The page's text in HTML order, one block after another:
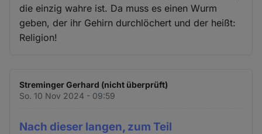
die einzig wahre ist. Da muss es einen Wurm
geben, der ihr Gehirn durchlöchert und der heißt:
Religion!
Streminger Gerhard (nicht überprüft)
So. 10 Nov 2024 - 09:59
Nach dieser langen, zum Teil